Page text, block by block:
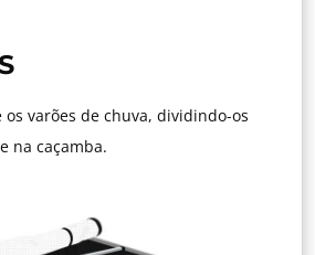
varões de chuva, dividindo-os
na caçamba.